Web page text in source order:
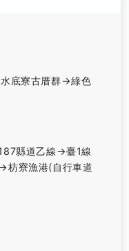
底寮古厝群→綠色
縣道乙線→臺1線
寮漁港(自行車道